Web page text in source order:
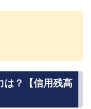
は？【信用残高